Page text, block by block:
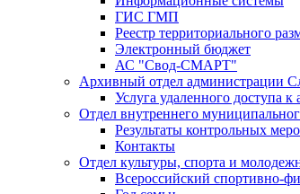
ГИС ГМП
Реестр территориального
Электронный бюджет
АС "Свод-СМАРТ"
Архивный отдел администрации
Услуга удаленного доступа
Отдел внутреннего
Результаты контрольных
Контакты
Отдел культуры, спорта и
Всероссийский спортивно-